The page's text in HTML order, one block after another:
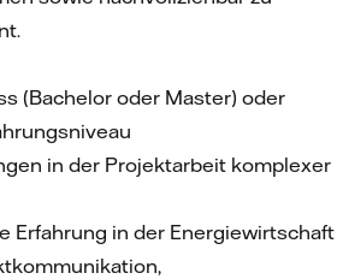
(Bachelor oder Master) oder
in der Projektarbeit komplexer
Erfahrung in der Energiewirtschaft